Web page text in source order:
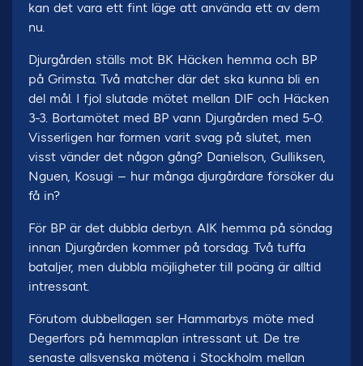
kan det vara ett fint läge att använda ett av dem
nu.
Djurgården ställs mot BK Häcken hemma och BP
på Grimsta. Två matcher där det ska kunna bli en
del mål. I fjol slutade mötet mellan DIF och Häcken
3-3. Bortamötet med BP vann Djurgården med 5-0.
Visserligen har formen varit svag på slutet, men
visst vänder det någon gång? Danielson, Gulliksen,
Nguen, Kosugi – hur många djurgårdare försöker du
få in?
För BP är det dubbla derbyn. AIK hemma på söndag
innan Djurgården kommer på torsdag. Två tuffa
bataljer, men dubbla möjligheter till poäng är alltid
intressant.
Förutom dubbellagen ser Hammarbys möte med
Degerfors på hemmaplan intressant ut. De tre
senaste allsvenska mötena i Stockholm mellan